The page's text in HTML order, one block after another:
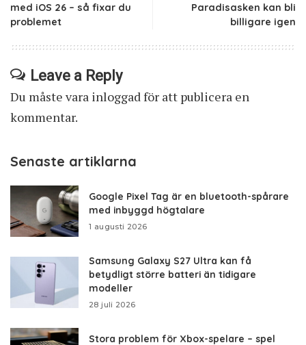
med iOS 26 – så fixar du
problemet
Paradisasken kan bli
billigare igen
Leave a Reply
Du måste vara inloggadför att publicera en
kommentar.
Senaste artiklarna
Google Pixel Tag är en bluetooth-spårare
med inbyggd högtalare
1 augusti 2026
Samsung Galaxy S27 Ultra kan få
betydligt större batteri än tidigare
modeller
28 juli 2026
Stora problem för Xbox-spelare – spel